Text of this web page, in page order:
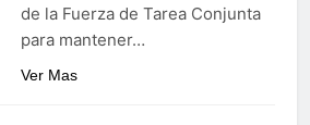
de la Fuerza de Tarea Conjunta
para mantener…
Ver Mas